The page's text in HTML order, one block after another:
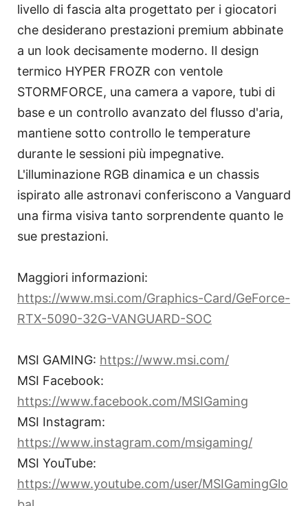
livello di fascia alta progettato per i giocatori
che desiderano prestazioni premium abbinate
a un look decisamente moderno. Il design
termico HYPER FROZR con ventole
STORMFORCE, una camera a vapore, tubi di
base e un controllo avanzato del flusso d'aria,
mantiene sotto controllo le temperature
durante le sessioni più impegnative.
L'illuminazione RGB dinamica e un chassis
ispirato alle astronavi conferiscono a Vanguard
una firma visiva tanto sorprendente quanto le
sue prestazioni.
Maggiori informazioni:
https://www.msi.com/Graphics-Card/GeForce-
RTX-5090-32G-VANGUARD-SOC
MSI GAMING: https://www.msi.com/
MSI Facebook:
https://www.facebook.com/MSIGaming
MSI Instagram:
https://www.instagram.com/msigaming/
MSI YouTube:
https://www.youtube.com/user/MSIGamingGlo